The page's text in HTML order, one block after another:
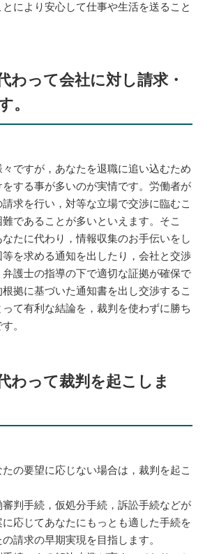
により安心して仕事や生活を送ること
わって会社に対し請求・
。
ですが，あなたを退職に追い込むため
する事が多いのが実情です。労働者が
求を行い，対等な立場で交渉に臨むこ
であることが多いといえます。そこ
たに代わり，情報収集のお手伝いをし
を求める通知を出したり，会社と交渉
弁護士の指導の下で適切な証拠が確保で
拠に基づいた通知書を出し交渉するこ
て有利な結論を，裁判を使わずに勝ち
。
わって裁判を起こしま
の要望に応じない場合は，裁判を起こ
判手続，仮処分手続，訴訟手続などが
応じてあなたにもっとも適した手続を
請求の早期実現を目指します。